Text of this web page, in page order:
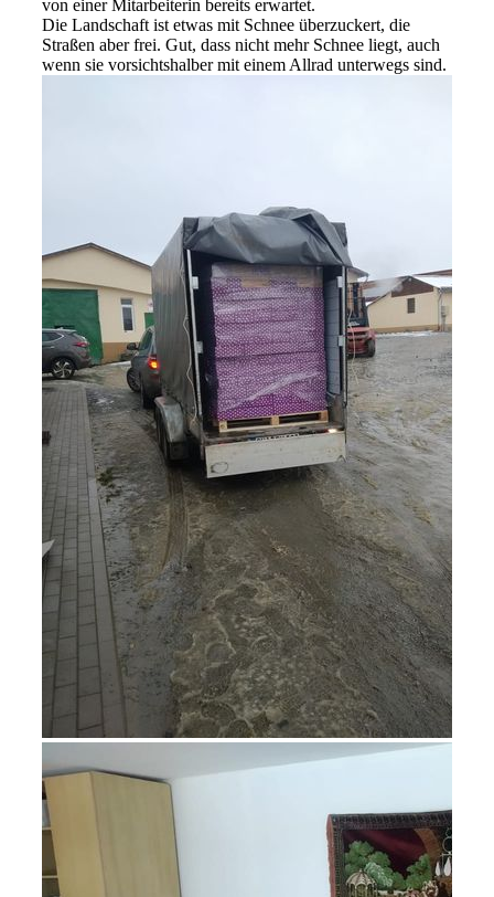
von einer Mitarbeiterin bereits erwartet.
Die Landschaft ist etwas mit Schnee überzuckert, die
Straßen aber frei. Gut, dass nicht mehr Schnee liegt, auch
wenn sie vorsichtshalber mit einem Allrad unterwegs sind.